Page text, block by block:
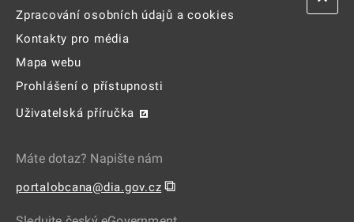
Zpracování osobních údajů a cookies
Kontakty pro média
Mapa webu
Prohlášení o přístupnosti
Uživatelská příručka
Máte dotaz? Napište nám
portalobcana@dia.gov.cz ⧉